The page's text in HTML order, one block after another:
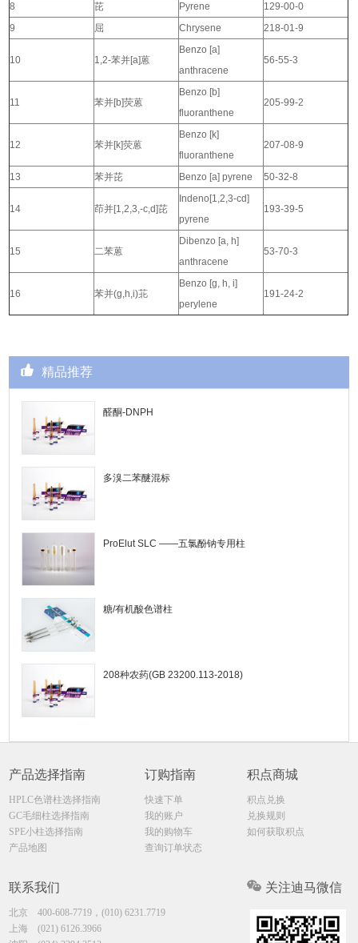
8
芘 Pyrene
129-00-0
9
屈 Chrysene 218-01-9
10 1,2-苯并[a]蒽
Benzo [a]
anthracene
56-55-3
11 苯并[b]荧蒽
Benzo [b]
fluoranthene
205-99-2
12 苯并[k]荧蒽
Benzo [k]
fluoranthene
207-08-9
13 苯并芘 Benzo [a] pyrene 50-32-8
14 茚并[1,2,3,-c,d]芘
Indeno[1,2,3-cd]
pyrene
193-39-5
15 二苯蒽
Dibenzo [a, h]
anthracene
53-70-3
16 苯并(g,h,i)苝
Benzo [g, h, i]
perylene
191-24-2
精品推荐
醛酮-DNPH
多溴二苯醚混标
ProElut SLC ——五氯酚钠专用柱
糖/有机酸色谱柱
208种农药(GB 23200.113-2018)
产品选择指南
HPLC色谱柱选择指南
GC毛细柱选择指南
SPE小柱选择指南
产品地图
订购指南
快速下单
我的账户
我的购物车
查询订单状态
积点商城
积点兑换
兑换规则
如何获取积点
联系我们
北京400-608-7719，(010) 6231.7719
上海(021) 6126.3966
关注迪马微信